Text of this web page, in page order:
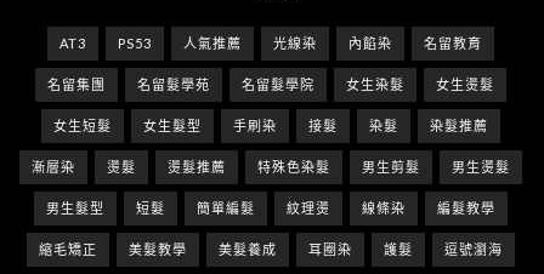
AT3 PS53 人氣推薦 光線染 內餡染 名留教育
名留集團 名留髮學苑 名留髮學院 女生染髮 女生燙髮
女生短髮 女生髮型 手刷染 接髮 染髮 染髮推薦
漸層染 燙髮 燙髮推薦 特殊色染髮 男生剪髮 男生燙髮
男生髮型 短髮 簡單編髮 紋理燙 線條染 編髮教學
縮毛矯正 美髮教學 美髮養成 耳圈染 護髮 逗號瀏海